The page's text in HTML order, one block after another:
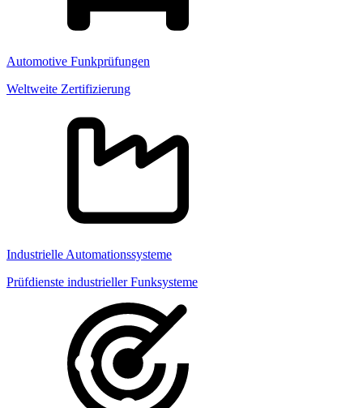
Automotive Funkprüfungen
Weltweite Zertifizierung
Industrielle Automationssysteme
Prüfdienste industrieller Funksysteme